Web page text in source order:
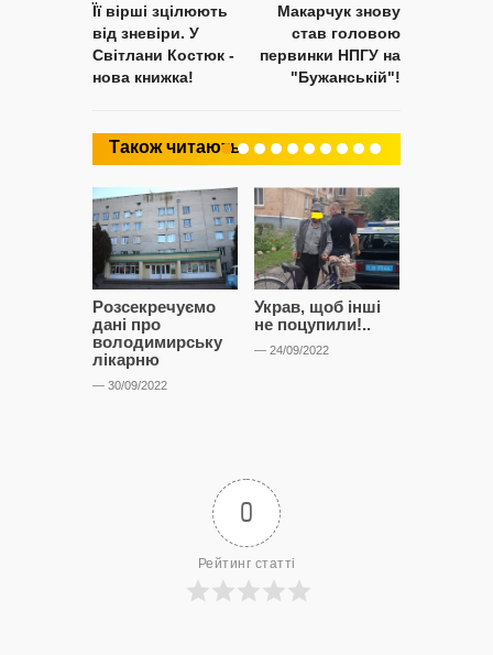
Її вірші зцілюють
від зневіри. У
Світлани Костюк -
нова книжка!
Макарчук знову
став головою
первинки НПГУ на
"Бужанській"!
Також читають
Розсекречуємо
дані про
володимирську
лікарню
— 30/09/2022
Украв, щоб інші
не поцупили!..
— 24/09/2022
0
Рейтинг статті